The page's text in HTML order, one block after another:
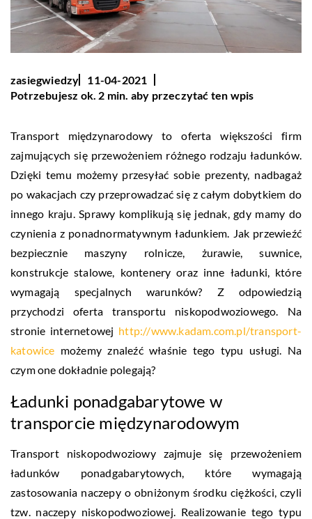
zasiegwiedzy
11-04-2021
Potrzebujesz ok. 2 min. aby przeczytać ten wpis
Transport międzynarodowy to oferta większości firm
zajmujących się przewożeniem różnego rodzaju ładunków.
Dzięki temu możemy przesyłać sobie prezenty, nadbagaż
po wakacjach czy przeprowadzać się z całym dobytkiem do
innego kraju. Sprawy komplikują się jednak, gdy mamy do
czynienia z ponadnormatywnym ładunkiem. Jak przewieźć
bezpiecznie maszyny rolnicze, żurawie, suwnice,
konstrukcje stalowe, kontenery oraz inne ładunki, które
wymagają specjalnych warunków? Z odpowiedzią
przychodzi oferta transportu niskopodwoziowego. Na
stronie internetowej http://www.kadam.com.pl/transport-
katowice możemy znaleźć właśnie tego typu usługi. Na
czym one dokładnie polegają?
Ładunki ponadgabarytowe w
transporcie międzynarodowym
Transport niskopodwoziowy zajmuje się przewożeniem
ładunków ponadgabarytowych, które wymagają
zastosowania naczepy o obniżonym środku ciężkości, czyli
tzw. naczepy niskopodwoziowej. Realizowanie tego typu